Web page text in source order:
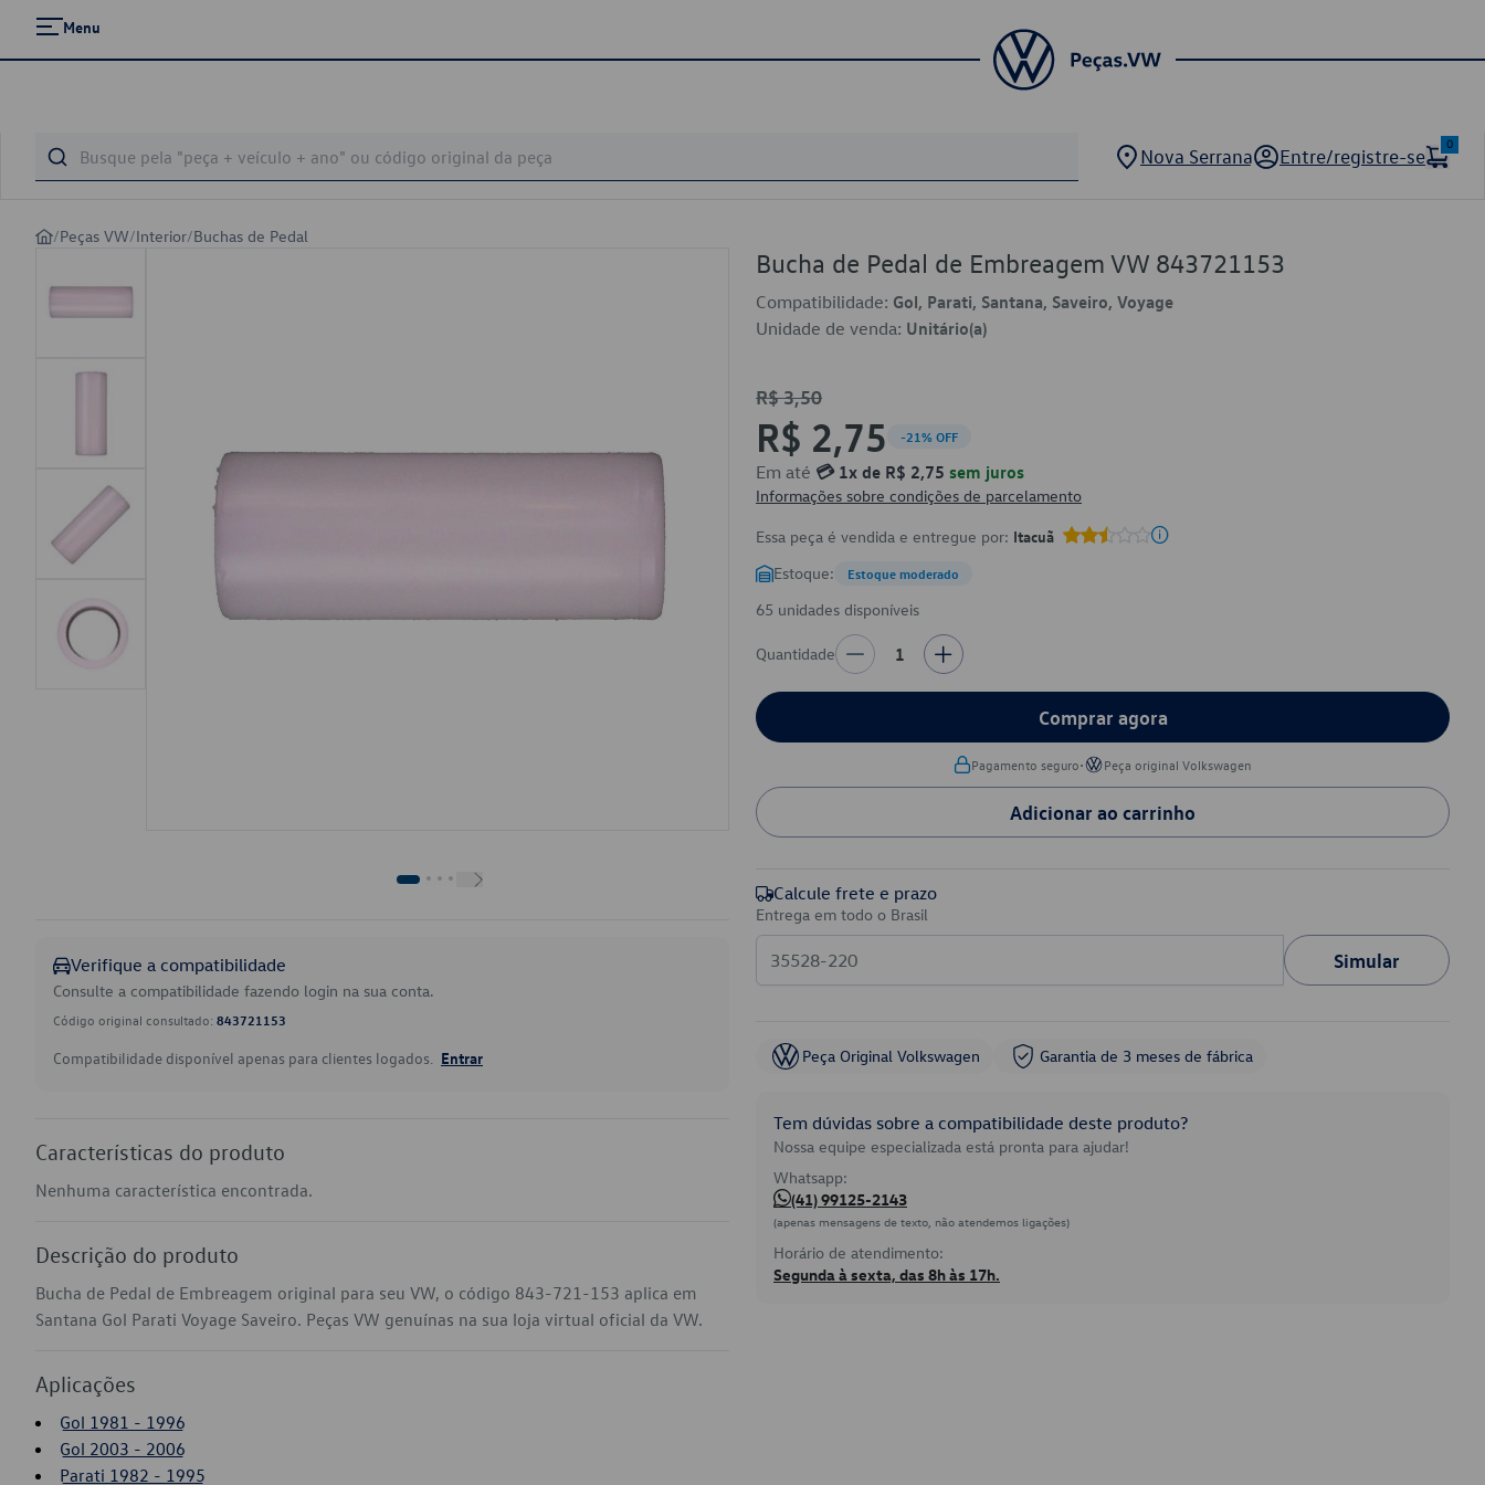
Menu
Nova Serrana Entre/registre-se
0
/Peças VW/Interior/Buchas de Pedal
Verifique a compatibilidade
Consulte a compatibilidade fazendo login na sua conta.
Código original consultado: 843721153
Compatibilidade disponível apenas para clientes logados. Entrar
Características do produto
Nenhuma característica encontrada.
Descrição do produto
Bucha de Pedal de Embreagem original para seu VW, o código 843-721-153 aplica em
Santana Gol Parati Voyage Saveiro. Peças VW genuínas na sua loja virtual oficial da VW.
Aplicações
Gol 1981 - 1996
Gol 2003 - 2006
Parati 1982 - 1995
Bucha de Pedal de Embreagem VW 843721153
Compatibilidade: Gol, Parati, Santana, Saveiro, Voyage
Unidade de venda: Unitário(a)
R$ 3,50
R$ 2,75 -21% OFF
Em até 💳 1x de R$ 2,75 sem juros
Informações sobre condições de parcelamento
Essa peça é vendida e entregue por: Itacuã
Estoque: Estoque moderado
65 unidades disponíveis
Quantidade 1
Comprar agora
Pagamento seguro• Peça original Volkswagen
Adicionar ao carrinho
Calcule frete e prazo
Entrega em todo o Brasil
Simular
Peça Original Volkswagen Garantia de 3 meses de fábrica
Tem dúvidas sobre a compatibilidade deste produto?
Nossa equipe especializada está pronta para ajudar!
Whatsapp:
(41) 99125-2143
(apenas mensagens de texto, não atendemos ligações)
Horário de atendimento:
Segunda à sexta, das 8h às 17h.